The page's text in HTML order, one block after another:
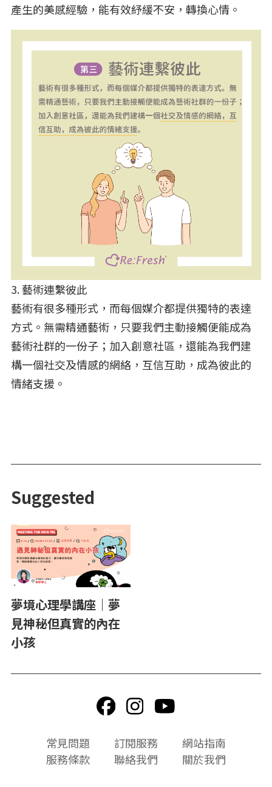
產生的美感經驗，能有效紓緩不安，轉換心情。
3. 藝術連繫彼此
藝術有很多種形式，而每個媒介都提供獨特的表達
方式。無需精通藝術，只要我們主動接觸便能成為
藝術社群的一份子；加入創意社區，還能為我們建
構一個社交及情感的網絡，互信互助，成為彼此的
情緒支援。
Suggested
夢境心理學講座｜夢
見神秘但真實的內在
小孩
常見問題 訂閱服務
網站指南
服務條款
聯絡我們 關於我們